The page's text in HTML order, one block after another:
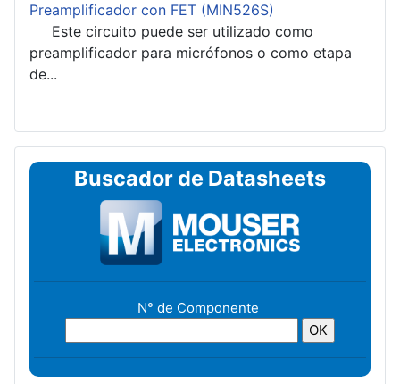
Preamplificador con FET (MIN526S)
Este circuito puede ser utilizado como
preamplificador para micrófonos o como etapa
de...
Buscador de Datasheets
N° de Componente